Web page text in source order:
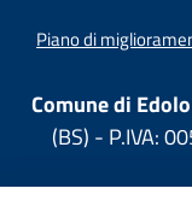
Piano di
Comune di Edolo
(BS) - P.IVA: